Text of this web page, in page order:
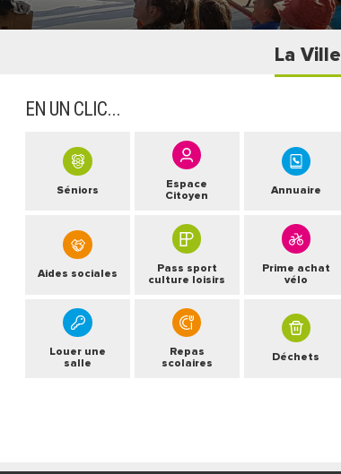
La Ville
EN UN CLIC...
Séniors
Espace
Citoyen
Annuaire
Aides sociales
Pass sport
culture loisirs
Prime achat
vélo
Louer une
salle
Repas
scolaires
Déchets